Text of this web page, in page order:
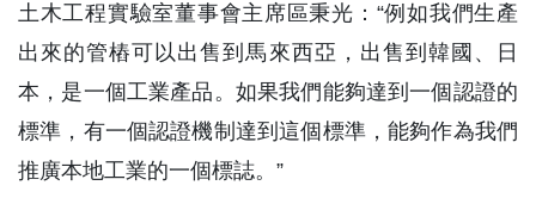
土木工程實驗室董事會主席區秉光：“例如我們生產
出來的管樁可以出售到馬來西亞，出售到韓國、日
本，是一個工業產品。如果我們能夠達到一個認證的
標準，有一個認證機制達到這個標準，能夠作為我們
推廣本地工業的一個標誌。”